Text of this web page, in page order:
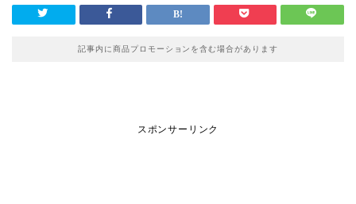
記事内に商品プロモーションを含む場合があります
スポンサーリンク